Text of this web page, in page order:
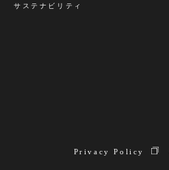
サステナビリティ
Privacy Policy